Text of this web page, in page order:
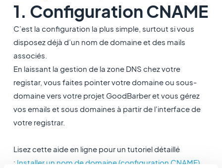
1. Configuration CNAME
C’est la configuration la plus simple, surtout si vous
disposez déjà d’un nom de domaine et des mails
associés.
En laissant la gestion de la zone DNS chez votre
registar, vous faites pointer votre domaine ou sous-
domaine vers votre projet GoodBarber et vous gérez
vos emails et sous domaines à partir de l'interface de
votre registrar.
Lisez cette aide en ligne pour un tutoriel détaillé
: Installer un nom de domaine (configuration CNAME)